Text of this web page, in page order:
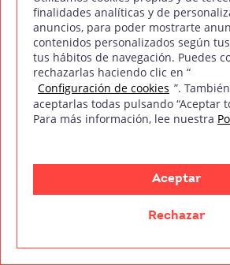
Otro de los personajes
de la Galaxia esRonan el
supervillanos más conocidos del
Ronan nació en el planeta Hala y
Supremo del Imperio Kree,
Nube de Magallanes. Su
tercer ser más poderoso del
finalidades analíticas y de
anuncios, para poder mostrarte
contenidos personalizados según
tus hábitos de navegación. Puedes
rechazarlas haciendo clic en “
Configuración de cookies ”.
aceptarlas todas pulsando “Aceptar
Para más información, lee nuestra
Aceptar
Rechazar